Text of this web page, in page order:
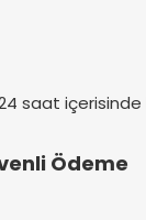
saat içerisinde
Ödeme